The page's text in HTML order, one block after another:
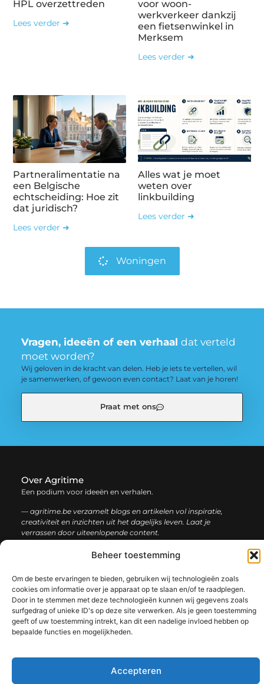
Beheer toestemming
Om de beste ervaringen te bieden, gebruiken wij technologieën zoals
cookies om informatie over je apparaat op te slaan en/of te raadplegen.
Door in te stemmen met deze technologieën kunnen wij gegevens zoals
surfgedrag of unieke ID's op deze site verwerken. Als je geen toestemming
geeft of uw toestemming intrekt, kan dit een nadelige invloed hebben op
bepaalde functies en mogelijkheden.
Accepteren
HPL overzettreden
Lees verder ➜
voor woon-
werkverkeer dankzij
een fietsenwinkel in
Merksem
Lees verder ➜
Partneralimentatie na
een Belgische
echtscheiding: Hoe zit
dat juridisch?
Lees verder ➜
Alles wat je moet
weten over
linkbuilding
Lees verder ➜
Woningen
Vragen, ideeën of een verhaal dat verteld
moet worden?
Wij geloven in de kracht van delen. Heb je iets te vertellen, wil
je samenwerken, of gewoon even contact? Laat van je horen!
Praat met ons
Over Agritime
Een podium voor ideeën en verhalen.
— agritime.be verzamelt blogs en artikelen vol inspiratie,
creativiteit en inzichten uit het dagelijks leven. Laat je
verrassen door uiteenlopende content.
informatie